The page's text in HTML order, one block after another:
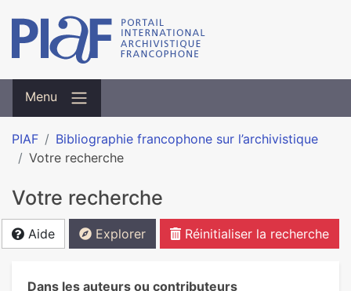
Menu
PIAF
Bibliographie francophone sur l’archivistique
Votre recherche
Votre recherche
Aide Explorer Réinitialiser la recherche
Dans les auteurs ou contributeurs